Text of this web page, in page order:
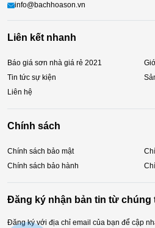
info@bachhoason.vn
Liên kết nhanh
Báo giá sơn nhà giá rẻ 2021
Tin tức sự kiện
Liên hệ
Chính sách
Chính sách bảo mật
Chính sách bảo hành
Đăng ký nhận bản tin từ chúng
Đăng ký với địa chỉ email của bạn để cập